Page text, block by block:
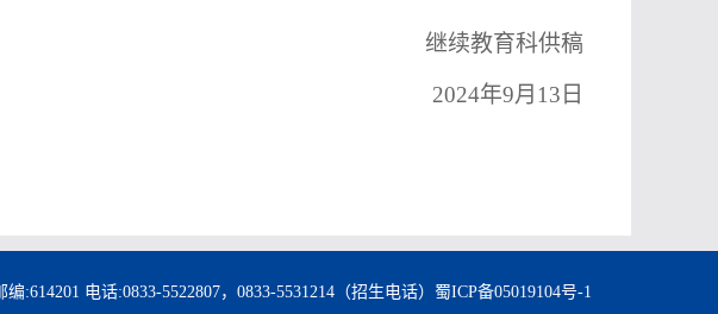
继续教育科供稿
2024年9月 13 日
电话:0833-5522807，0833-5531214（招生电话） 蜀ICP备05019104号-1